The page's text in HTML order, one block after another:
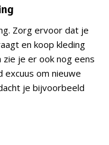
Zorg ervoor dat je
en koop kleding
je er ook nog eens
om nieuwe
je bijvoorbeeld